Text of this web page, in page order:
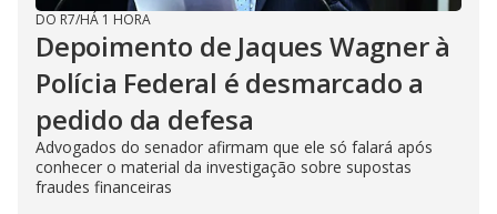
DO R7/HÁ 1 HORA
Depoimento de Jaques Wagner à
Polícia Federal é desmarcado a
pedido da defesa
Advogados do senador afirmam que ele só falará após
conhecer o material da investigação sobre supostas
fraudes financeiras